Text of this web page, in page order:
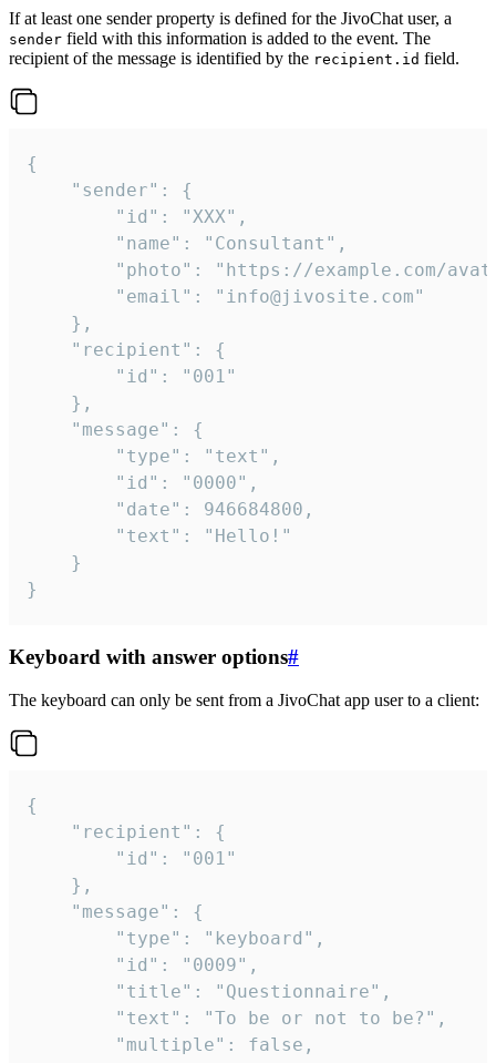
If at least one sender property is defined for the JivoChat user, a
sender field with this information is added to the event. The
recipient of the message is identified by the recipient.id field.
{
}
Keyboard with answer options#
The keyboard can only be sent from a JivoChat app user to a client:
{